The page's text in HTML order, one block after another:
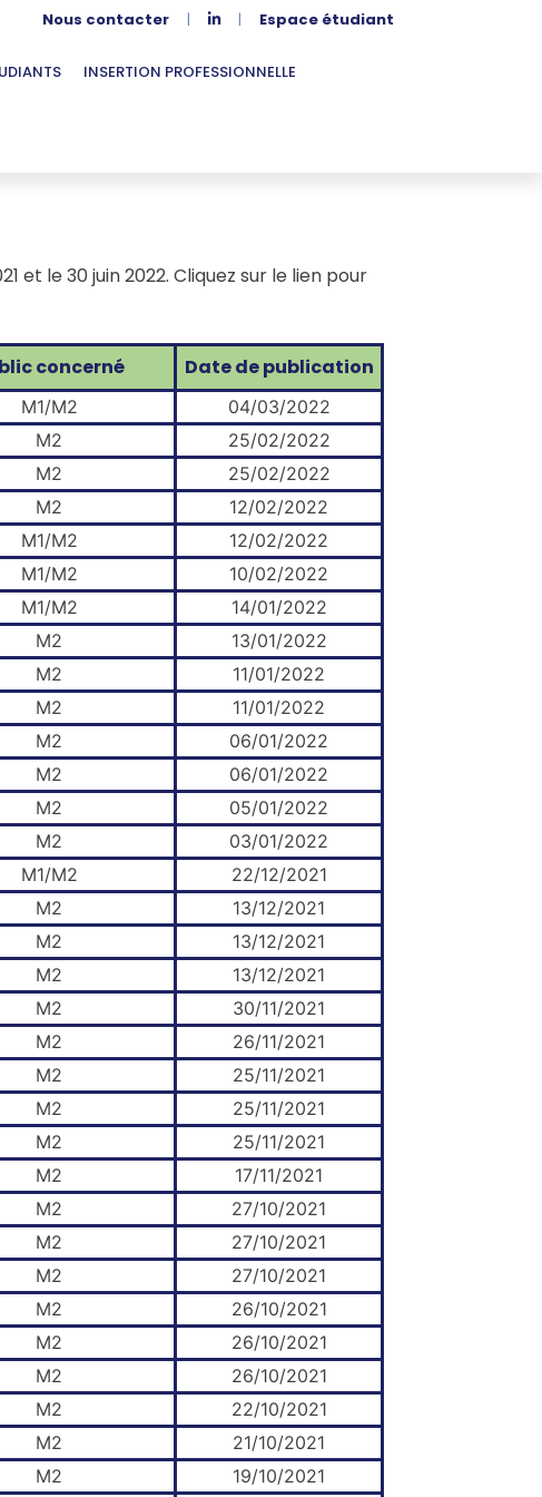
Nous contacter | | Espace étudiant
INSERTION PROFESSIONNELLE
le 30 juin 2022. Cliquez sur le lien pour
concerné
Date de publication
M1/M2 04/03/2022
M2 25/02/2022
M2 25/02/2022
M2 12/02/2022
M1/M2 12/02/2022
M1/M2 10/02/2022
M1/M2 14/01/2022
M2 13/01/2022
M2 11/01/2022
M2 11/01/2022
M2 06/01/2022
M2 06/01/2022
M2 05/01/2022
M2 03/01/2022
M1/M2 22/12/2021
M2 13/12/2021
M2 13/12/2021
M2 13/12/2021
M2 30/11/2021
M2 26/11/2021
M2 25/11/2021
M2 25/11/2021
M2 25/11/2021
M2 17/11/2021
M2 27/10/2021
M2 27/10/2021
M2 27/10/2021
M2 26/10/2021
M2 26/10/2021
M2 26/10/2021
M2 22/10/2021
M2 21/10/2021
M2 19/10/2021